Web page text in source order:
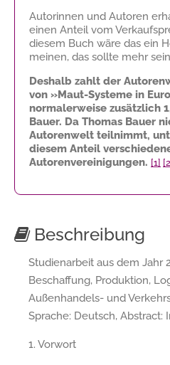
Autorinnen und Autoren
einen Anteil vom
diesem Buch wäre das ein
meinen, das sollte mehr
Deshalb zahlt der
von »Maut-Systeme in
normalerweise zusätzlich
Bauer. Da Thomas Bauer
Autorenwelt teilnimmt,
diesem Anteil
Autorenvereinigungen. [1]
Beschreibung
Studienarbeit aus dem Jahr
Beschaffung, Produktion,
Außenhandels- und
Sprache: Deutsch, Abstract:
1. Vorwort